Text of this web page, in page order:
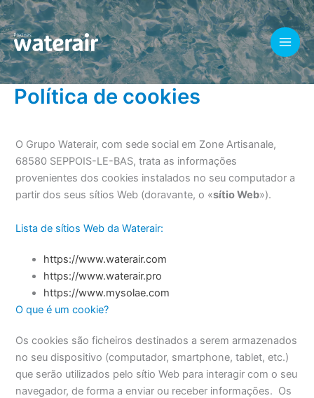
Skip
to
content
Política de cookies
O Grupo Waterair, com sede social em Zone Artisanale,
68580 SEPPOIS-LE-BAS, trata as informações
provenientes dos cookies instalados no seu computador a
partir dos seus sítios Web (doravante, o «sítio Web»).
Lista de sítios Web da Waterair:
https://www.waterair.com
https://www.waterair.pro
https://www.mysolae.com
O que é um cookie?
Os cookies são ficheiros destinados a serem armazenados
no seu dispositivo (computador, smartphone, tablet, etc.)
que serão utilizados pelo sítio Web para interagir com o seu
navegador, de forma a enviar ou receber informações. Os